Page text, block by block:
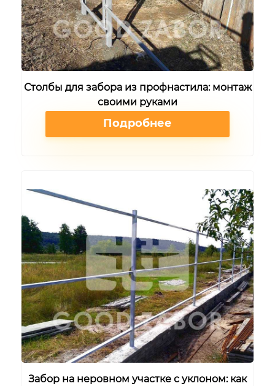
Столбы для забора из профнастила: монтаж
своими руками
Подробнее
Забор на неровном участке с уклоном: как